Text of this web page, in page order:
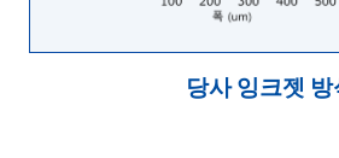
당사 잉크젯 방